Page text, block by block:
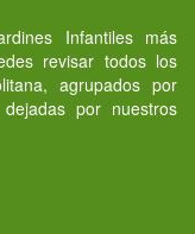
Infantiles más
revisar todos los
agrupados por
por nuestros